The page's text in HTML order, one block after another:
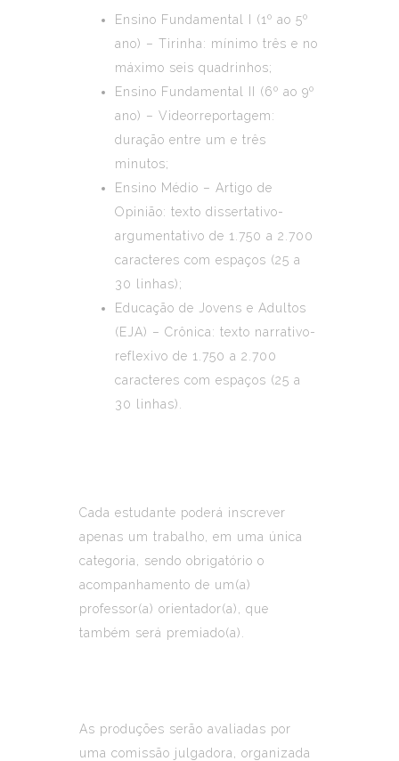
Ensino Fundamental I (1º ao 5º
ano) – Tirinha: mínimo três e no
máximo seis quadrinhos;
Ensino Fundamental II (6º ao 9º
ano) – Videorreportagem:
duração entre um e três
minutos;
Ensino Médio – Artigo de
Opinião: texto dissertativo-
argumentativo de 1.750 a 2.700
caracteres com espaços (25 a
30 linhas);
Educação de Jovens e Adultos
(EJA) – Crônica: texto narrativo-
reflexivo de 1.750 a 2.700
caracteres com espaços (25 a
30 linhas).
Cada estudante poderá inscrever
apenas um trabalho, em uma única
categoria, sendo obrigatório o
acompanhamento de um(a)
professor(a) orientador(a), que
também será premiado(a).
As produções serão avaliadas por
uma comissão julgadora, organizada